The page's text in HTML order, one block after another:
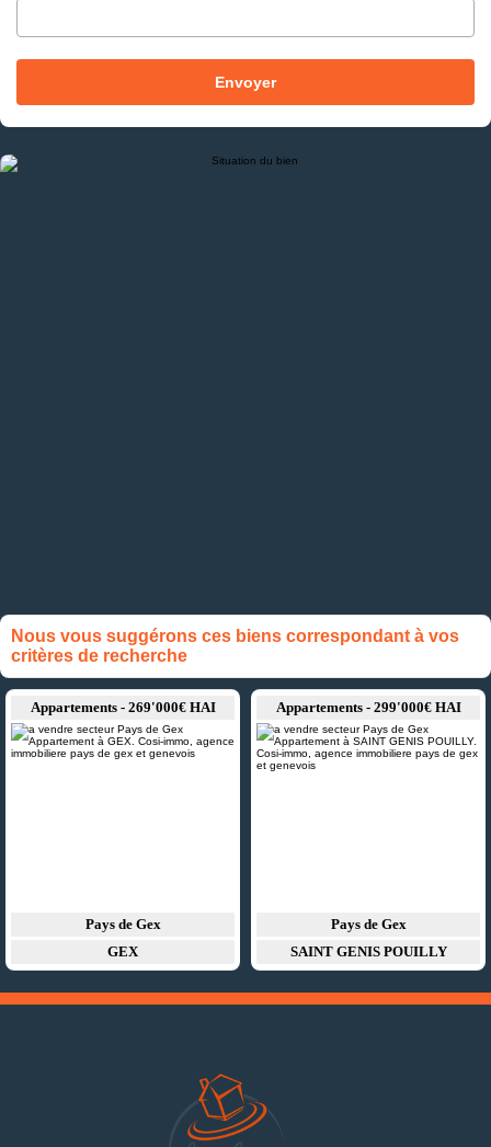
Envoyer
Nous vous suggérons ces biens correspondant à vos
critères de recherche
Appartements - 269'000€ HAI
Pays de Gex
GEX
Appartements - 299'000€ HAI
Pays de Gex
SAINT GENIS POUILLY